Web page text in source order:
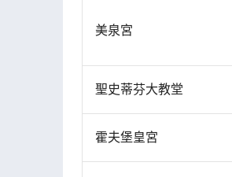
美泉宮
聖史蒂芬大教堂
霍夫堡皇宮